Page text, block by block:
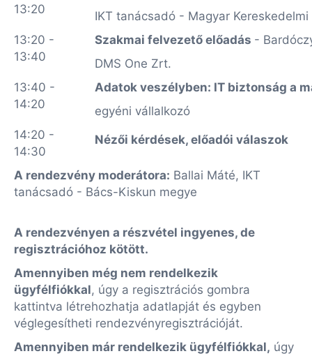
13:20
IKT tanácsadó - Magyar
13:20 -
13:40
Szakmai felvezető előadás -
DMS One Zrt.
13:40 -
14:20
Adatok veszélyben: IT biztonság a
egyéni vállalkozó
14:20 -
14:30
Nézői kérdések, előadói válaszok
A rendezvény moderátora: Ballai Máté, IKT
tanácsadó - Bács-Kiskun megye
A rendezvényen a részvétel ingyenes, de
regisztrációhoz kötött.
Amennyiben még nem rendelkezik
ügyfélfiókkal, úgy a regisztrációs gombra
kattintva létrehozhatja adatlapját és egyben
véglegesítheti rendezvényregisztrációját.
Amennyiben már rendelkezik ügyfélfiókkal, úgy